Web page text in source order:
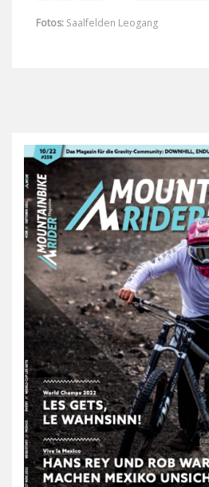
Fotos: Saalfelden Leogang